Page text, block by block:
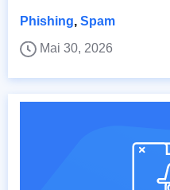
Phishing, Spam
Mai 30, 2026